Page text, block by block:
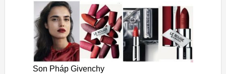
Son Pháp Givenchy